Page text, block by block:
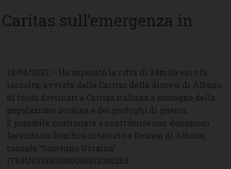
sull’emergenza in
19/04/2022 – Ha superato la cifra di 34mila euro la
raccolta, avviata dalla Caritas della diocesi di Albano,
di fondi destinati a Caritas italiana a sostegno della
popolazione ucraina e dei profughi di guerra.
È possibile continuare a contribuire con donazioni
facendo un bonifico intestato a Diocesi di Albano,
causale “Sostegno Ucraina”:
IT69U0313801000000013305263.